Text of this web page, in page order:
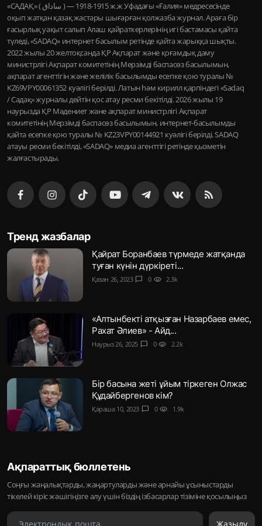
«САДАҚ» ( ساداق ) — 1915-1918 ж.ж Уфадағы «Ғалия» медресесінде
оқып жатқан қазақ жастары шығарған қолжазба журнал. Араға бір
ғасырлық уақыт салып Алаш қайраткерлерінің игі бастамасы қайта
түледі, «SADAQ» интернет басылым ретінде қайта жарыққа шықты.
2022 жылы 20 желтоқсанда ҚР Ақпарат және қоғамдық даму
министрлігі Ақпарат комитетінің Мерзімді баспасөз басылымын,
ақпарат агенттігін және желілік басылымды есепке қою туралы №
KZ69VPY00061352 куәлігі берілді. Латын һәм кирилл қарпіндегі «Sadaq
/ Садақ» журналы дейтін қос атау ресми бекітілді. 2026 жылы 19
наурызда ҚР Мәдениет және ақпарат министрлігі Ақпарат
комитетінің Мерзімді баспасөз басылымын, интернет-басылымды
қайта есепке қою туралы № KZ23VPY00144921 куәлігі берілді. SADAQ
атауы ресми бекітілді, «SADAQ» медиа агенттігі ретінде қызметін
жалғастырады.
Тренд жазбалар
Қайрат Боранбаев түрмеде жатқанда
туған күнін дүркіреті...
Қазан 26, 2023 chat_bubble 0 visibility 2.3k
«Алтынбекті атқызған Назарбаев емес,
Рахат Әлиев» - Айд...
Наурыз 26, 2025 chat_bubble 0 visibility 2.2k
Бір басына жеті ұйым тіркеген Олжас
Құдайбергенов кім?
Қараша 10, 2023 chat_bubble 0 visibility 1.9k
Ақпараттық бюллетень
Соңғы жаңалықтарды, жаңартуларды және арнайы ұсыныстарды
тікелей кіріс жәшігіңізге алу үшін біздің ізбасарлар тізіміне қосылыңыз
Жазылу